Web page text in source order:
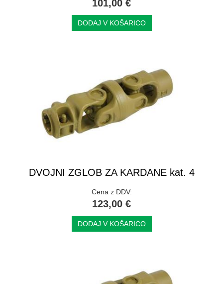
101,00 €
DODAJ V KOŠARICO
DVOJNI ZGLOB ZA KARDANE kat. 4
Cena z DDV:
123,00 €
DODAJ V KOŠARICO